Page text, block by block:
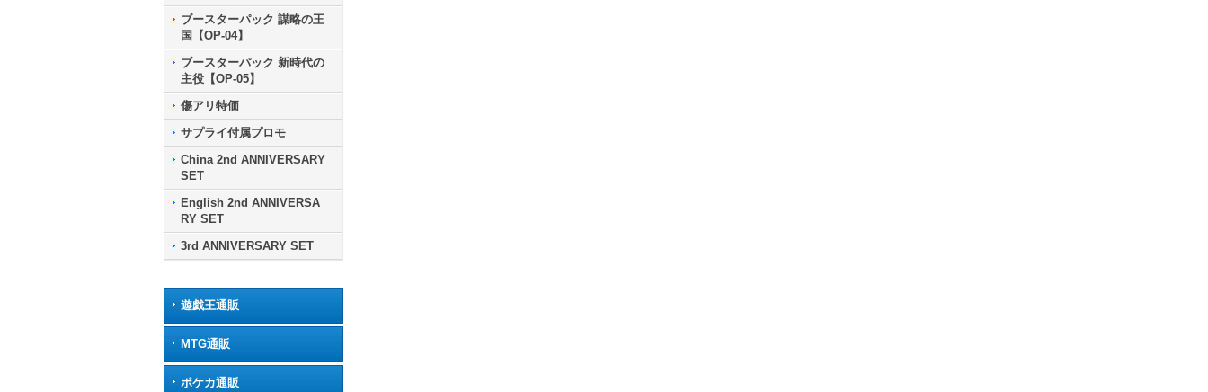
ブースターパック 謀略の王
国【OP-04】
ブースターパック 新時代の
主役【OP-05】
傷アリ特価
サプライ付属プロモ
China 2nd ANNIVERSARY
SET
English 2nd ANNIVERSA
RY SET
3rd ANNIVERSARY SET
遊戯王通販
MTG通販
ポケカ通販